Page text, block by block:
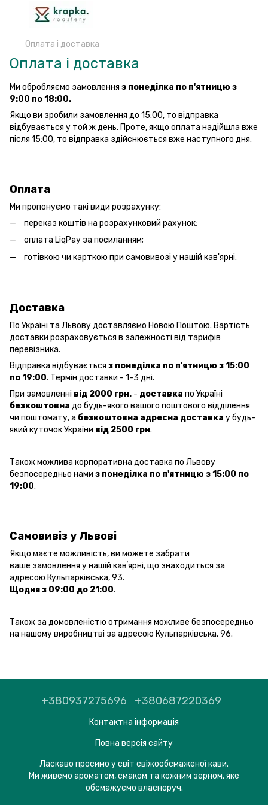
Оплата і доставка
Оплата і доставка
Ми обробляємо замовлення з понеділка по п'ятницю з
9:00 по 18:00.
Якщо ви зробили замовлення до 15:00, то відправка
відбувається у той ж день. Проте, якщо оплата надійшла вже
після 15:00, то відправка здійснюється вже наступного дня.
Оплата
Ми пропонуємо такі види розрахунку:
переказ коштів на розрахунковий рахунок;
оплата LiqPay за посиланням;
готівкою чи карткою при самовивозі у нашій кав'ярні.
Доставка
По Україні та Львову доставляємо Новою Поштою. Вартість
доставки розраховується в залежності від тарифів
перевізника.
Відправка відбувається з понеділка по п'ятницю з 15:00
по 19:00. Термін доставки - 1-3 дні.
При замовленні від 2000 грн. - доставка по Україні
безкоштовна до будь-якого вашого поштового відділення
чи поштомату, а безкоштовна адресна доставка у будь-
який куточок України від 2500 грн.
Також можлива корпоративна доставка по Львову
безпосередньо нами з понеділка по п'ятницю з 15:00 по
19:00.
Самовивіз у Львові
Якщо маєте можливість, ви можете забрати
ваше замовлення у нашій кавʼярні, що знаходиться за
адресою Кульпарківська, 93.
Щодня з 09:00 до 21:00.
Також за домовленістю отримання можливе безпосередньо
на нашому виробництві за адресою Кульпарківська, 96.
+380937275696 +380687220369
Контактна інформація
Повна версія сайту
Ласкаво просимо у світ свіжообсмаженої кави.
Ми живемо ароматом, смаком та кожним зерном, яке
обсмажуємо власноруч.